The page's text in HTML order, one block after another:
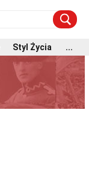
Styl Życia ...